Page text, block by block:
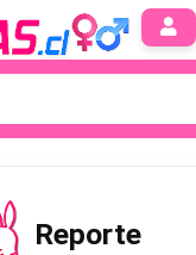
Reporte